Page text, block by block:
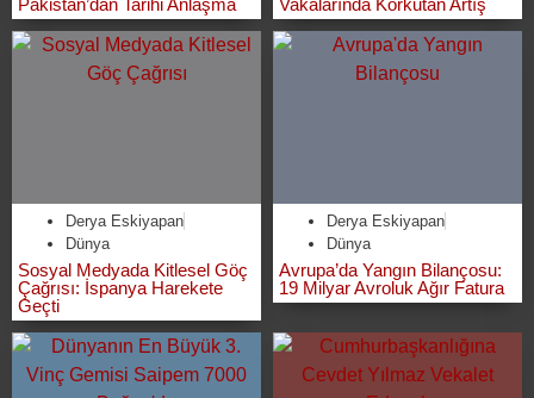
Derya Eskiyapan
Dünya
Sosyal Medyada Kitlesel Göç
Çağrısı: İspanya Harekete
Geçti
Derya Eskiyapan
Dünya
Avrupa’da Yangın Bilançosu:
19 Milyar Avroluk Ağır Fatura